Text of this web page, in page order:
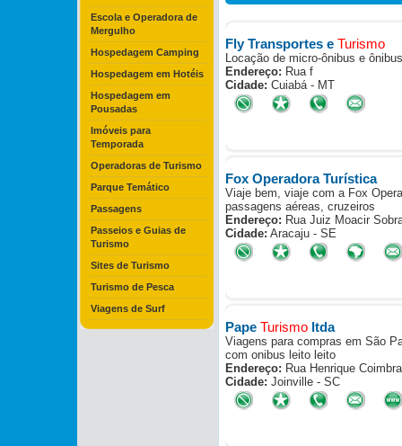
Escola e Operadora de
Mergulho
Hospedagem Camping
Hospedagem em Hotéis
Hospedagem em
Pousadas
Imóveis para
Temporada
Operadoras de Turismo
Parque Temático
Passagens
Passeios e Guias de
Turismo
Sites de Turismo
Turismo de Pesca
Viagens de Surf
Fly Transportes e Turismo
Locação de micro-ônibus e
Endereço: Rua f
Cidade: Cuiabá - MT
Fox Operadora Turística
Viaje bem, viaje com a Fox
passagens aéreas, cruzeiros
Endereço: Rua Juiz Moacir
Cidade: Aracaju - SE
Pape Turismo ltda
Viagens para compras em São
com onibus leito leito
Endereço: Rua Henrique
Cidade: Joinville - SC